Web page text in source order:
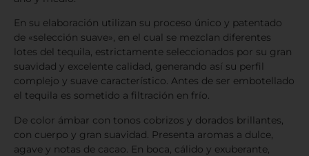
En su elaboración utilizan su proceso único y patentado
de «selección suave», en el cual se mezclan diferentes
lotes del tequila, estrictamente seleccionados por su gran
suavidad y excelente calidad, generando así su perfil
complejo y suave característico. Antes de ser embotellado
el tequila es sometido a filtración en frío.
De color ámbar con tonos cobrizos y dorados brillantes,
con cuerpo y gran suavidad. Presenta aromas a dulce,
agave y notas de cacao. En boca, cálido y exuberante,